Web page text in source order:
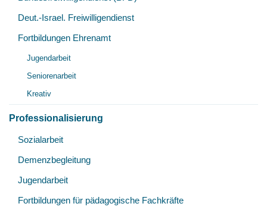
Deut.-Israel. Freiwilligendienst
Fortbildungen Ehrenamt
Jugendarbeit
Seniorenarbeit
Kreativ
Professionalisierung
Sozialarbeit
Demenzbegleitung
Jugendarbeit
Fortbildungen für pädagogische Fachkräfte